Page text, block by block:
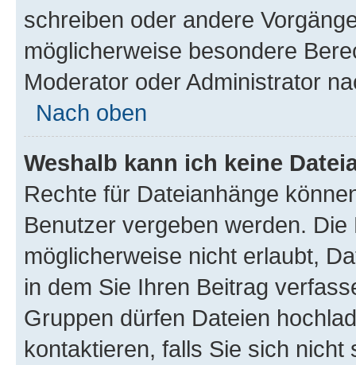
schreiben oder andere
möglicherweise besondere
Moderator oder Administrator
Nach oben
Weshalb kann ich keine
Rechte für Dateianhänge
Benutzer vergeben werden.
möglicherweise nicht erlaubt,
in dem Sie Ihren Beitrag
Gruppen dürfen Dateien
kontaktieren, falls Sie sich